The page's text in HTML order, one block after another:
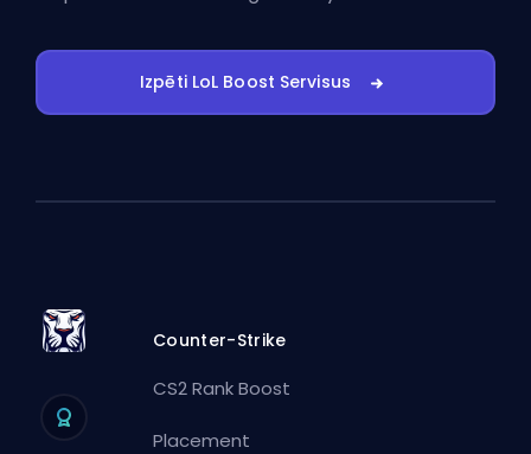
Izpēti LoL Boost Servisus
Counter-Strike
CS2 Rank Boost
Placement